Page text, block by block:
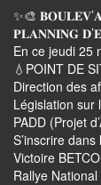
✨🎨
𝐏𝐋𝐀𝐍𝐍𝐈𝐍𝐆
En ce jeudi 25
💧POINT DE
Direction des
Législation sur
PADD (Projet
S’inscrire
Victoire
Rallye